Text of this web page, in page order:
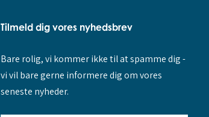
Tilmeld dig vores nyhedsbrev
Bare rolig, vi kommer ikke til at spamme dig -
vi vil bare gerne informere dig om vores
seneste nyheder.